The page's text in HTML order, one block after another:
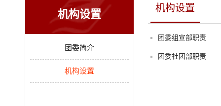
机构设置
团委简介
机构设置
机构设置
团委组宣部职责
团委社团部职责